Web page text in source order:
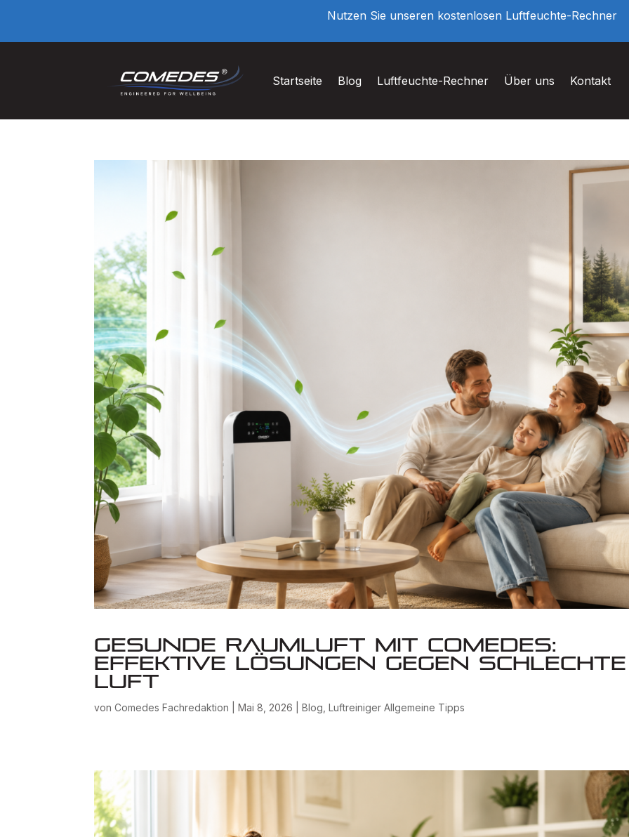
Nutzen Sie unseren kostenlosen Luftfeuchte-Rechner
Startseite Blog Luftfeuchte-Rechner Über uns Kontakt
Gesunde Raumluft mit Comedes:
Effektive Lösungen gegen schlechte
Luft
vonComedes Fachredaktion |Mai 8, 2026 |Blog ,Luftreiniger Allgemeine Tipps